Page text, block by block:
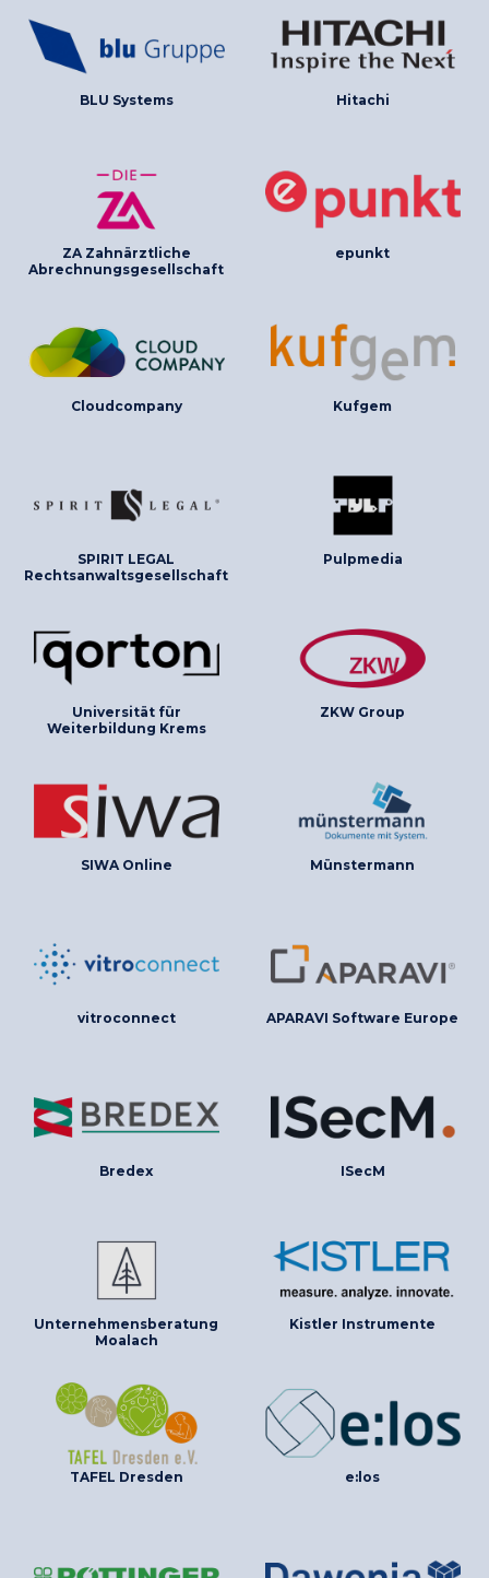
BLU Systems Hitachi
ZA Zahnärztliche
Abrechnungsgesellschaft
epunkt
Cloudcompany Kufgem
SPIRIT LEGAL
Rechtsanwaltsgesellschaft
Pulpmedia
Universität für
Weiterbildung Krems
ZKW Group
SIWA Online Münstermann
vitroconnect APARAVI Software Europe
Bredex ISecM
Unternehmensberatung
Moalach
Kistler Instrumente
TAFEL Dresden e:los